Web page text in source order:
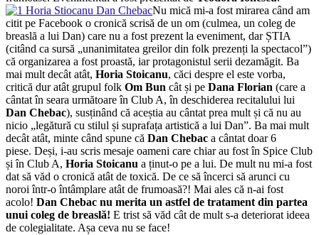
Nu mică mi-a fost mirarea când am
citit pe Facebook o cronică scrisă de un om (culmea, un coleg de
breaslă a lui Dan) care nu a fost prezent la eveniment, dar ȘTIA
(citând ca sursă „unanimitatea greilor din folk prezenți la spectacol”)
că organizarea a fost proastă, iar protagonistul serii dezamăgit. Ba
mai mult decât atât, Horia Stoicanu, căci despre el este vorba,
critică dur atât grupul folk Om Bun cât și pe Dana Florian (care a
cântat în seara următoare în Club A, în deschiderea recitalului lui
Dan Chebac), susținând că aceștia au cântat prea mult și că nu au
nicio „legătură cu stilul și suprafața artistică a lui Dan”. Ba mai mult
decât atât, minte când spune că Dan Chebac a cântat doar 6
piese. Deși, i-au scris mesaje oameni care chiar au fost în Spice Club
și în Club A, Horia Stoicanu a ținut-o pe a lui. De mult nu mi-a fost
dat să văd o cronică atât de toxică. De ce să încerci să arunci cu
noroi într-o întâmplare atât de frumoasă?! Mai ales că n-ai fost
acolo! Dan Chebac nu merita un astfel de tratament din partea
unui coleg de breaslă! E trist să văd cât de mult s-a deteriorat ideea
de colegialitate. Așa ceva nu se face!